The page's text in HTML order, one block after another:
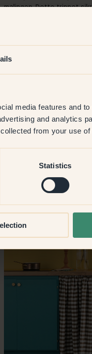
media features and
and analytics
from your use
Statistics
malingen. Dette trinnet